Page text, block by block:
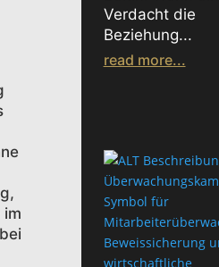
im
Verdacht die
Beziehung...
read more...